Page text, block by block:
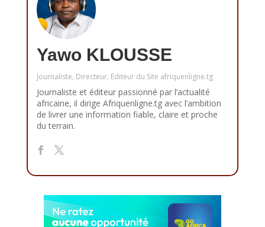
Yawo KLOUSSE
Journaliste, Directeur, Editeur du Site afriquenligne.tg
Journaliste et éditeur passionné par l’actualité
africaine, il dirige Afriquenligne.tg avec l’ambition
de livrer une information fiable, claire et proche
du terrain.